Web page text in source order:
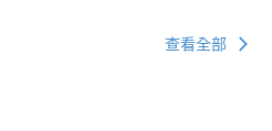
查看全部